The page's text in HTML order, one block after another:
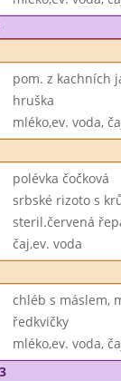
pom. z kachních
hruška
mléko,ev. voda,
polévka čočková
srbské rizoto s
steril.červená
čaj,ev. voda
chléb s máslem,
ředkvičky
mléko,ev. voda,